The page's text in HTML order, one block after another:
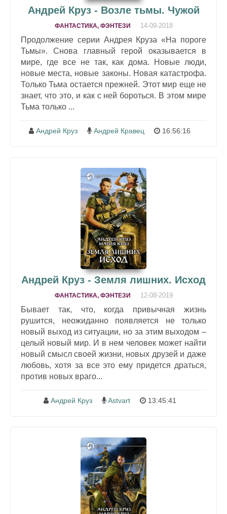
Андрей Круз - Возле тьмы. Чужой
ФАНТАСТИКА, ФЭНТЕЗИ 14-09-2018
Продолжение серии Андрея Круза «На пороге
Тьмы». Снова главный герой оказывается в
мире, где все не так, как дома. Новые люди,
новые места, новые законы. Новая катастрофа.
Только Тьма остается прежней. Этот мир еще не
знает, что это, и как с ней бороться. В этом мире
Тьма только ...
Андрей Круз Андрей Кравец 16:56:16
Андрей Круз - Земля лишних. Исход
ФАНТАСТИКА, ФЭНТЕЗИ 12-08-2019
Бывает так, что, когда привычная жизнь
рушится, неожиданно появляется не только
новый выход из ситуации, но за этим выходом –
целый новый мир. И в нем человек может найти
новый смысл своей жизни, новых друзей и даже
любовь, хотя за все это ему придется драться,
против новых враго...
Андрей Круз Astvart 13:45:41